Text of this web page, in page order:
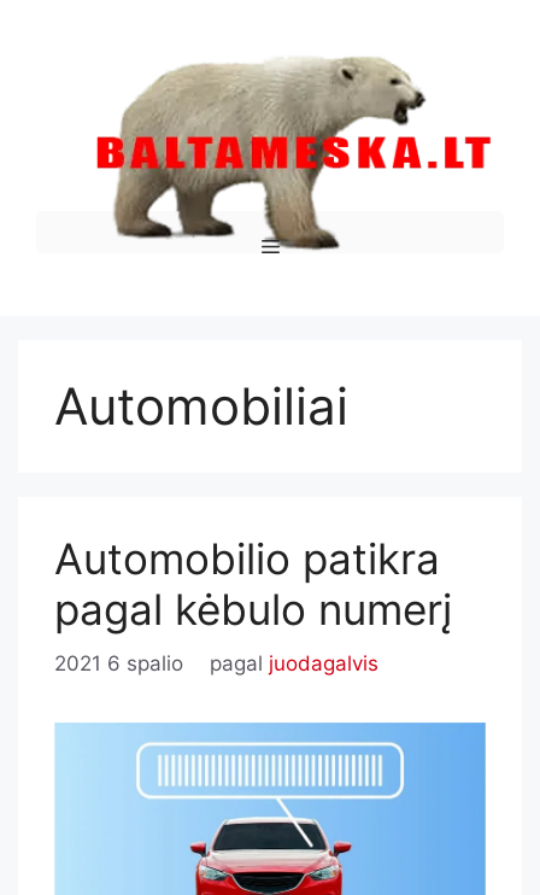
Automobiliai
Automobilio patikra
pagal kėbulo numerį
2021 6 spalio pagal juodagalvis